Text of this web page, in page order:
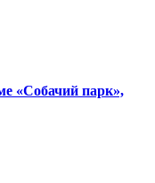
«Собачий парк»,